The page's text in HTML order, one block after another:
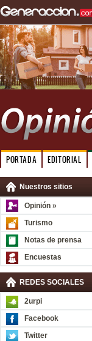
PORTADA EDITORIAL
Nuestros sitios
Opinión »
Turismo
Notas de prensa
Encuestas
REDES SOCIALES
2urpi
Facebook
Twitter